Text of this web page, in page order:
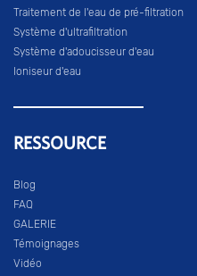
Traitement de l'eau de pré-filtration
Système d'ultrafiltration
Système d'adoucisseur d'eau
Ioniseur d'eau
RESSOURCE
Blog
FAQ
GALERIE
Témoignages
Vidéo